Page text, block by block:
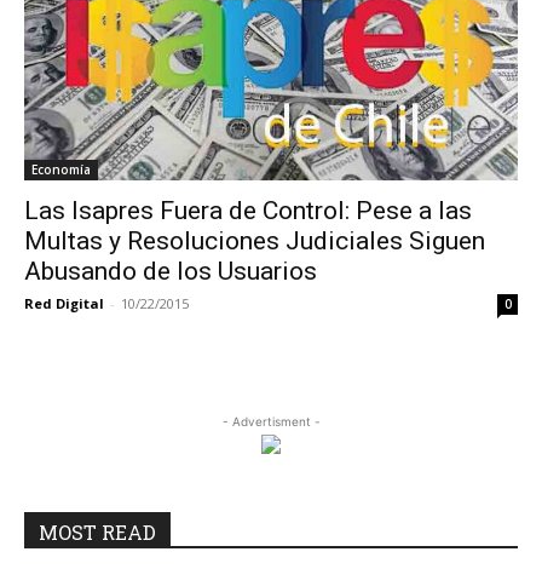
Economía
Las Isapres Fuera de Control: Pese a las
Multas y Resoluciones Judiciales Siguen
Abusando de los Usuarios
Red Digital - 10/22/2015 0
- Advertisment -
MOST READ